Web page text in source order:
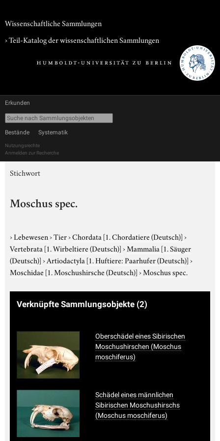
Wissenschaftliche Sammlungen
› Teil-Katalog der wissenschaftlichen Sammlungen
Erkunden
Bestände Systematik
Nutzungsrechte
Anmelden zur Recherche
Stichwort
Moschus spec.
›Lebewesen›Tier›Chordata [1. Chordatiere (Deutsch)]›
Vertebrata [1. Wirbeltiere (Deutsch)]›Mammalia [1. Säuger
(Deutsch)]›Artiodactyla [1. Huftiere: Paarhufer (Deutsch)]›
Moschidae [1. Moschushirsche (Deutsch)]›Moschus spec.
Verknüpfte Sammlungsobjekte (2)
Oberschädel eines Sibirischen
Moschushirschen (Moschus
moschiferus)
Schädel eines männlichen
Sibirischen Moschushirschs
(Moschus moschiferus)